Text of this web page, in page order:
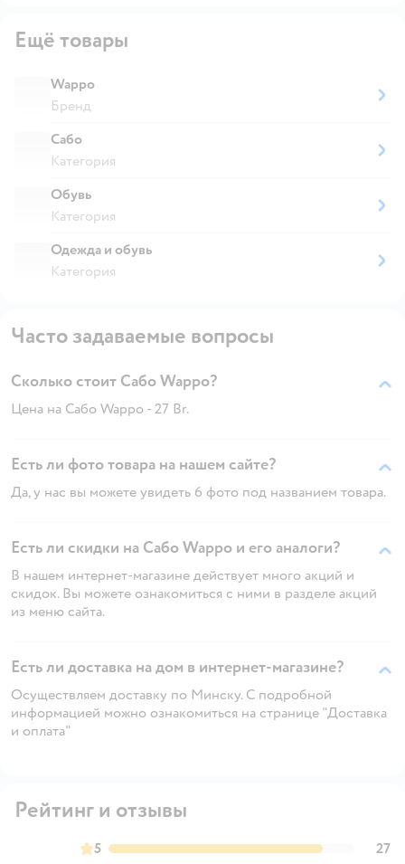
Ещё товары
Wappo
Бренд
Сабо
Категория
Обувь
Категория
Одежда и обувь
Категория
Часто задаваемые вопросы
Сколько стоит Сабо Wappo?
Цена на Сабо Wappo - 27 Br.
Есть ли фото товара на нашем сайте?
Да, у нас вы можете увидеть 6 фото под названием товара.
Есть ли скидки на Сабо Wappo и его аналоги?
В нашем интернет-магазине действует много акций и
скидок. Вы можете ознакомиться с ними в разделе акций
из меню сайта.
Есть ли доставка на дом в интернет-магазине?
Осуществляем доставку по Минску. С подробной
информацией можно ознакомиться на странице "Доставка
и оплата"
Рейтинг и отзывы
5
27